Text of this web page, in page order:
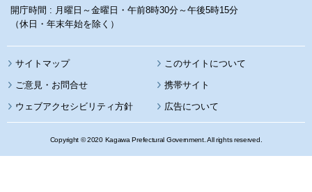
開庁時間 : 月曜日～金曜日・午前8時30分～午後5時15分
（休日・年末年始を除く）
サイトマップ このサイトについて
携帯サイト
ウェブアクセシビリティ方針 広告について
Copyright © 2020 Kagawa Prefectural Government. All rights reserved.